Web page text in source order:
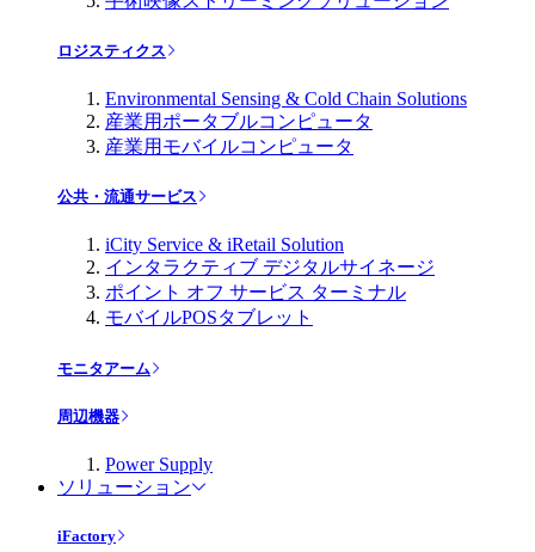
ロジスティクス
Environmental Sensing & Cold Chain Solutions
産業用ポータブルコンピュータ
産業用モバイルコンピュータ
公共・流通サービス
iCity Service & iRetail Solution
インタラクティブ デジタルサイネージ
ポイント オフ サービス ターミナル
モバイルPOSタブレット
モニタアーム
周辺機器
Power Supply
ソリューション
iFactory